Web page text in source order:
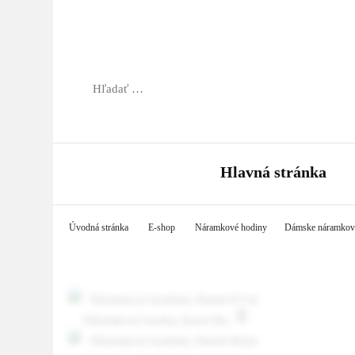
Hľadať:
Hlavná stránka
Úvodná stránka E-shop Náramkové hodiny Dámske